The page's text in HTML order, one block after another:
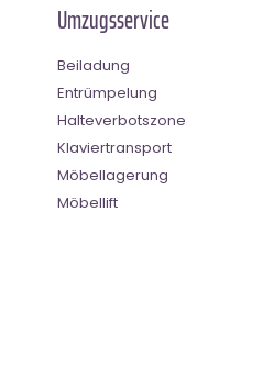
Umzugsservice
Beiladung
Entrümpelung
Halteverbotszone
Klaviertransport
Möbellagerung
Möbellift